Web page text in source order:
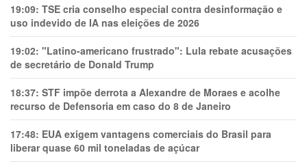
19:09: TSE cria conselho especial contra desinformação e
uso indevido de IA nas eleições de 2026
19:02: "Latino-americano frustrado": Lula rebate acusações
de secretário de Donald Trump
18:37: STF impõe derrota a Alexandre de Moraes e acolhe
recurso de Defensoria em caso do 8 de Janeiro
17:48: EUA exigem vantagens comerciais do Brasil para
liberar quase 60 mil toneladas de açúcar